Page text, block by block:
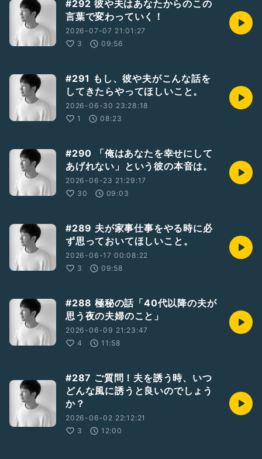
#292 彼や夫はあなたからのこの
言葉で変わっていく！
2026-07-07 21:01:27
3
09:56
#291 もし、彼や夫がこんな話を
してきたらやってほしいこと。
2026-06-30 23:28:18
1
08:23
#290 「俺はあなたを幸せにして
あげれない」という彼の本音は。
2026-06-23 21:29:17
30
09:03
#289 夫が家事仕事をやる時に必
ず思っておいてほしいこと。
2026-06-17 00:08:22
3
09:58
#288 極秘の話「40代以降の夫が
思う夜の夫婦のこと」
2026-06-09 21:23:47
4
11:58
#287 ご質問！夫を誘う時、いつ
どんな風に誘うと良いのでしょう
か？
2026-06-02 22:12:21
3
12:00